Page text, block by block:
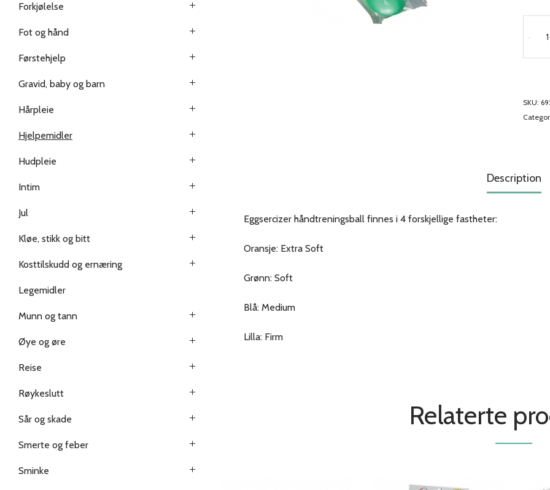
-
SKU:
Description
Eggsercizer håndtreningsball finnes i 4 forskjellige fastheter:
Oransje: Extra Soft
Grønn: Soft
Blå: Medium
Lilla: Firm
Relaterte
Forkjølelse
Fot og hånd
Førstehjelp
Gravid, baby og barn
Hårpleie
Hjelpemidler
Hudpleie
Intim
Jul
Kløe, stikk og bitt
Kosttilskudd og ernæring
Legemidler
Munn og tann
Øye og øre
Reise
Røykeslutt
Sår og skade
Smerte og feber
Sminke